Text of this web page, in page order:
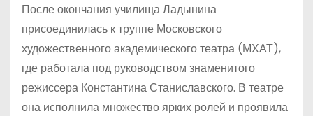
После окончания училища Ладынина
присоединилась к труппе Московского
художественного академического театра (МХАТ),
где работала под руководством знаменитого
режиссера Константина Станиславского. В театре
она исполнила множество ярких ролей и проявила